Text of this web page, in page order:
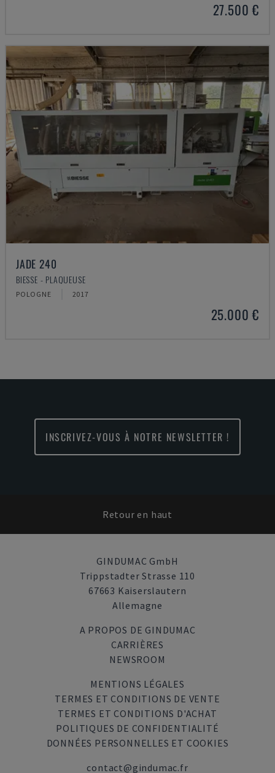
27.500 €
JADE 240
BIESSE - PLAQUEUSE
POLOGNE 2017
25.000 €
INSCRIVEZ-VOUS À NOTRE NEWSLETTER !
Retour en haut
GINDUMAC GmbH
Trippstadter Strasse 110
67663 Kaiserslautern
Allemagne
A PROPOS DE GINDUMAC
CARRIÈRES
NEWSROOM
MENTIONS LÉGALES
TERMES ET CONDITIONS DE VENTE
TERMES ET CONDITIONS D'ACHAT
POLITIQUES DE CONFIDENTIALITÉ
DONNÉES PERSONNELLES ET COOKIES
contact@gindumac.fr